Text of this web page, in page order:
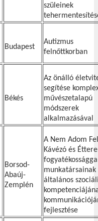
szüleinek
Budapest
Autizmus
felnőttkorban
Békés
Az önálló
segítése
művészetalapú
módszerek
alkalmazásával
Borsod-
Abaúj-
Zemplén
A Nem Adom Fel
Kávézó és
munkatársainak
általános
fejlesztése